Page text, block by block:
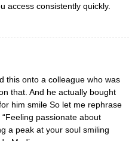
access consistently quickly.
this onto a colleague who was
that. And he actually bought
him smile So let me rephrase
passionate about
a peak at your soul smiling